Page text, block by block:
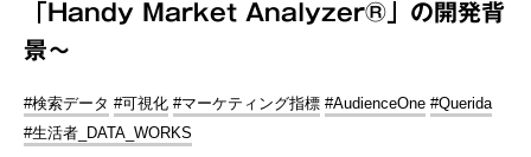
「Handy Market Analyzer®」の開発背
景～
#検索データ #可視化 #マーケティング指標 #AudienceOne #Querida
#生活者_DATA_WORKS